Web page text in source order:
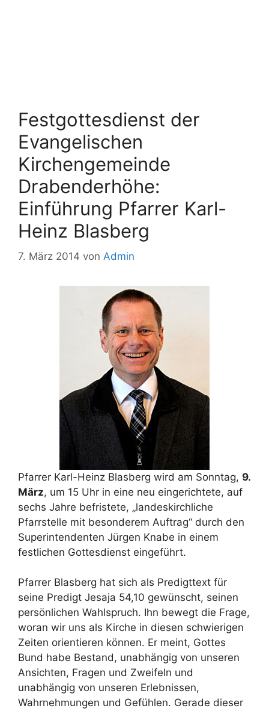
Festgottesdienst der
Evangelischen
Kirchengemeinde
Drabenderhöhe:
Einführung Pfarrer Karl-
Heinz Blasberg
7. März 2014 von Admin
Pfarrer Karl-Heinz Blasberg wird am Sonntag, 9.
März, um 15 Uhr in eine neu eingerichtete, auf
sechs Jahre befristete, „landeskirchliche
Pfarrstelle mit besonderem Auftrag“ durch den
Superintendenten Jürgen Knabe in einem
festlichen Gottesdienst eingeführt.
Pfarrer Blasberg hat sich als Predigttext für
seine Predigt Jesaja 54,10 gewünscht, seinen
persönlichen Wahlspruch. Ihn bewegt die Frage,
woran wir uns als Kirche in diesen schwierigen
Zeiten orientieren können. Er meint, Gottes
Bund habe Bestand, unabhängig von unseren
Ansichten, Fragen und Zweifeln und
unabhängig von unseren Erlebnissen,
Wahrnehmungen und Gefühlen. Gerade dieser